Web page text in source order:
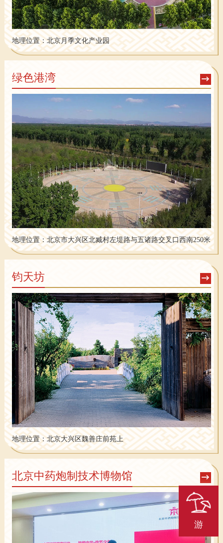
游
地理位置：北京月季文化产业园
绿色港湾
地理位置：北京市大兴区北臧村左堤路与五诸路交叉口西南250米
钧天坊
地理位置：北京大兴区魏善庄前苑上
北京中药炮制技术博物馆